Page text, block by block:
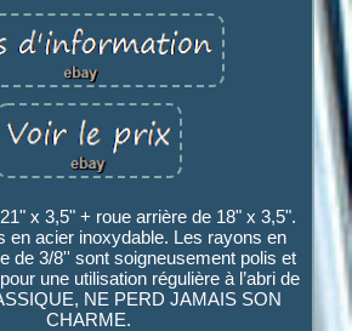
x 3,5" + roue arrière de 18" x 3,5".
en acier inoxydable. Les rayons en
de 3/8'' sont soigneusement polis et
une utilisation régulière à l’abri de
NE PERD JAMAIS SON
CHARME.